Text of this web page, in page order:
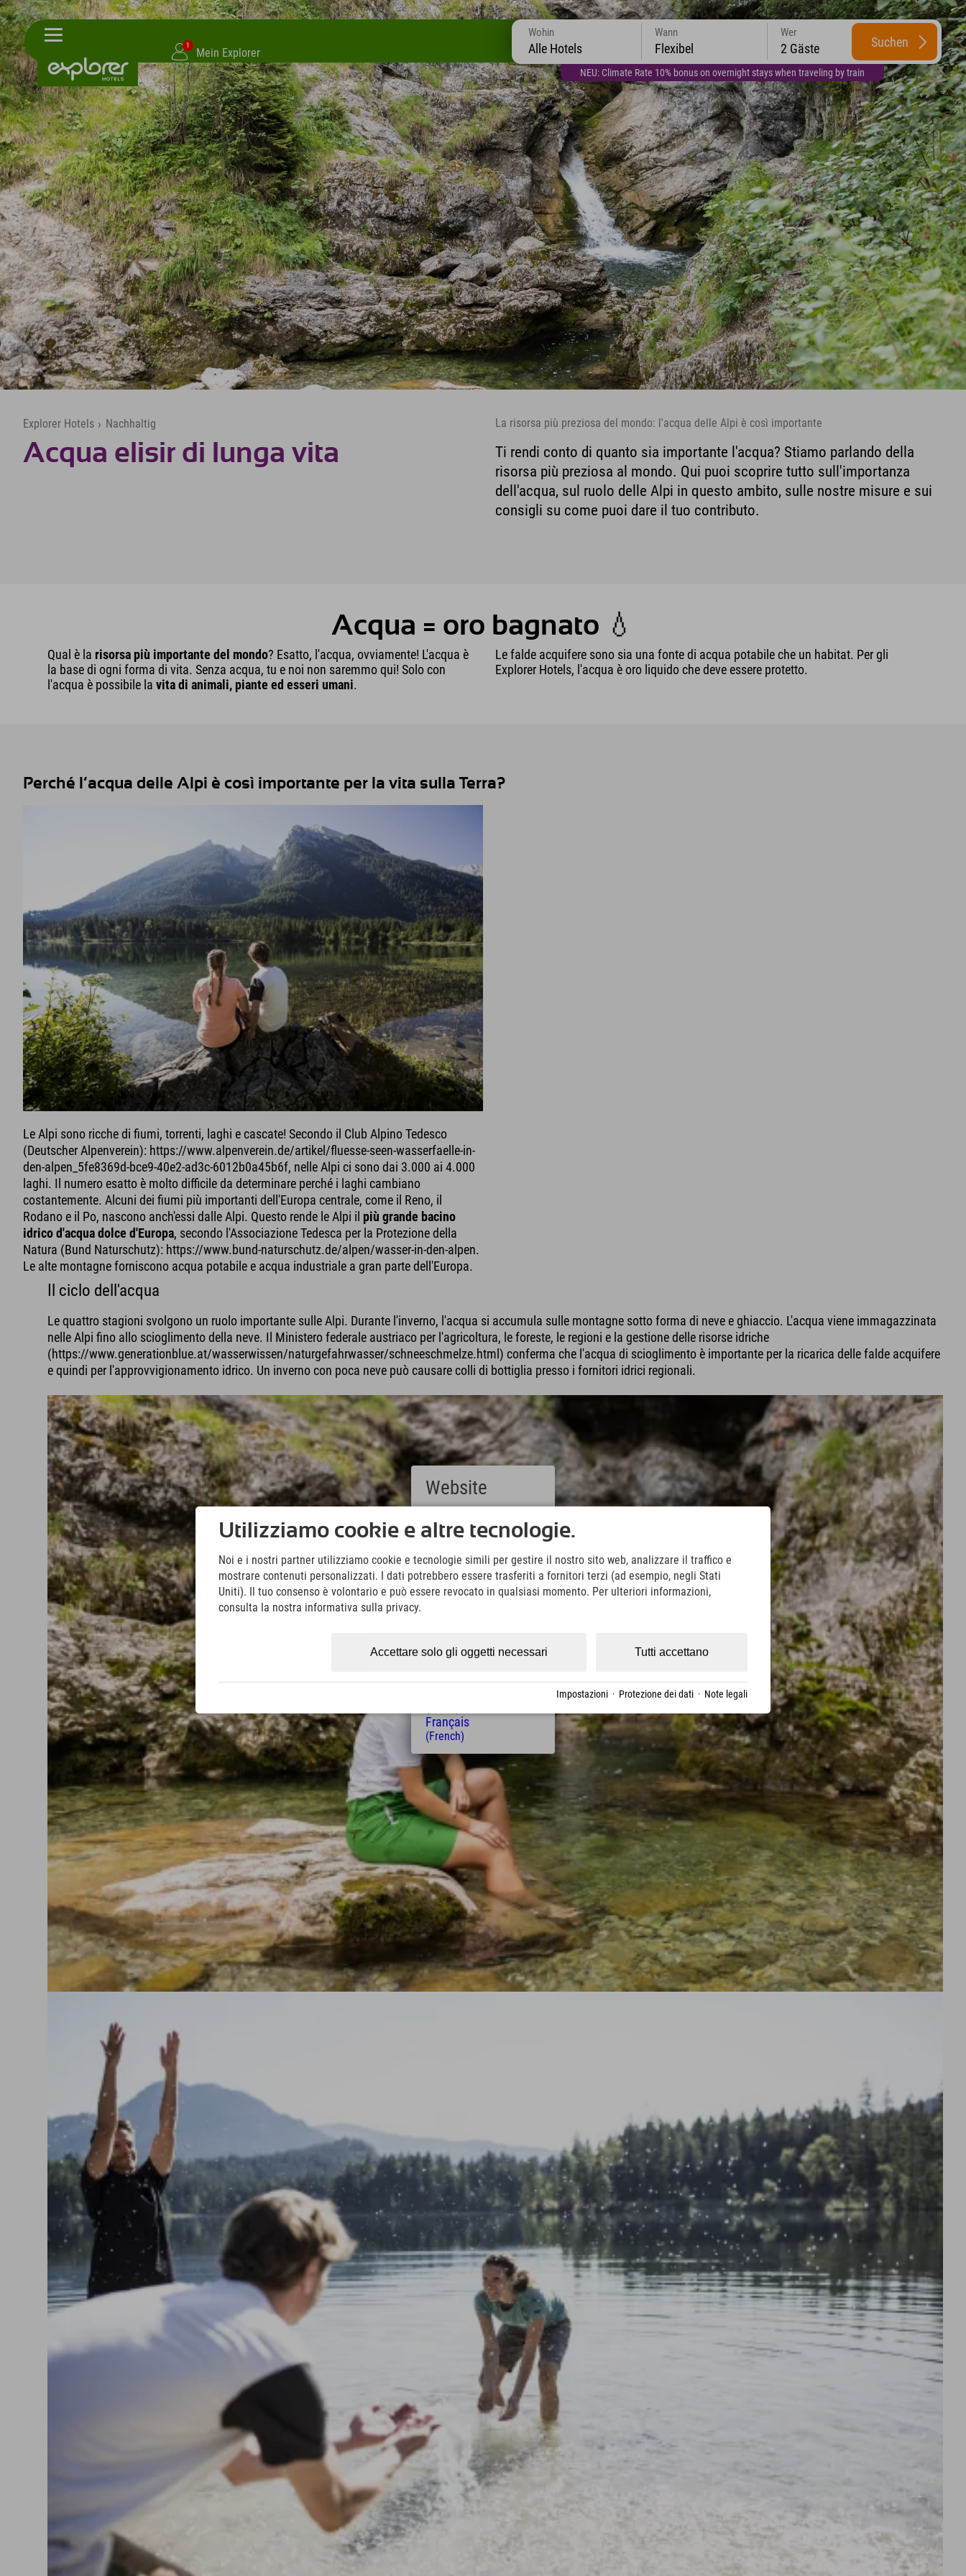
1
Mein Explorer
NEU: Climate Rate 10% bonus on overnight stays when traveling by train
Wohin
Alle Hotels
Wann
Flexibel
Wer
2 Gäste Suchen
Explorer Hotels › Nachhaltig
Acqua elisir di lunga vita
La risorsa più preziosa del mondo: l'acqua delle Alpi è così importante
Ti rendi conto di quanto sia importante l'acqua? Stiamo parlando della
risorsa più preziosa al mondo. Qui puoi scoprire tutto sull'importanza
dell'acqua, sul ruolo delle Alpi in questo ambito, sulle nostre misure e sui
consigli su come puoi dare il tuo contributo.
Acqua = oro bagnato 💧
Qual è la risorsa più importante del mondo? Esatto, l'acqua, ovviamente! L'acqua è
la base di ogni forma di vita. Senza acqua, tu e noi non saremmo qui! Solo con
l'acqua è possibile lavita di animali, piante ed esseri umani.
Le falde acquifere sono sia una fonte di acqua potabile che un habitat. Per gli
Explorer Hotels, l'acqua è oro liquido che deve essere protetto.
Perché l’acqua delle Alpi è così importante per la vita sulla Terra?
Le Alpi sono ricche di fiumi, torrenti, laghi e cascate! Secondo il Club Alpino Tedesco
(Deutscher Alpenverein): https://www.alpenverein.de/artikel/fluesse-seen-wasserfaelle-in-
den-alpen_5fe8369d-bce9-40e2-ad3c-6012b0a45b6f, nelle Alpi ci sono dai 3.000 ai 4.000
laghi. Il numero esatto è molto difficile da determinare perché i laghi cambiano
costantemente. Alcuni dei fiumi più importanti dell'Europa centrale, come il Reno, il
Rodano e il Po, nascono anch'essi dalle Alpi. Questo rende le Alpi il più grande bacino
idrico d'acqua dolce d'Europa, secondo l'Associazione Tedesca per la Protezione della
Natura (Bund Naturschutz): https://www.bund-naturschutz.de/alpen/wasser-in-den-alpen.
Le alte montagne forniscono acqua potabile e acqua industriale a gran parte dell'Europa.
Il ciclo dell'acqua
Le quattro stagioni svolgono un ruolo importante sulle Alpi. Durante l'inverno, l'acqua si accumula sulle montagne sotto forma di neve e ghiaccio. L'acqua viene immagazzinata
nelle Alpi fino allo scioglimento della neve. Il Ministero federale austriaco per l'agricoltura, le foreste, le regioni e la gestione delle risorse idriche
(https://www.generationblue.at/wasserwissen/naturgefahrwasser/schneeschmelze.html) conferma che l'acqua di scioglimento è importante per la ricarica delle falde acquifere
e quindi per l'approvvigionamento idrico. Un inverno con poca neve può causare colli di bottiglia presso i fornitori idrici regionali.
Utilizziamo cookie e altre tecnologie.
Noi e i nostri partner utilizziamo cookie e tecnologie simili per gestire il nostro sito web, analizzare il traffico e
mostrare contenuti personalizzati. I dati potrebbero essere trasferiti a fornitori terzi (ad esempio, negli Stati
Uniti). Il tuo consenso è volontario e può essere revocato in qualsiasi momento. Per ulteriori informazioni,
consulta la nostra informativa sulla privacy.
Tutti accettano
Accettare solo gli oggetti necessari
Impostazioni · Protezione dei dati · Note legali
Website
Deutsch
(German)
(English)
Italiano
(Italian)
(Polish)
(Hungarian)
Français
(French)